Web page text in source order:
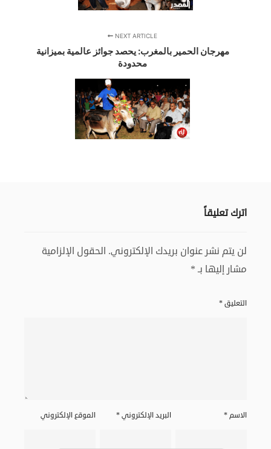
NEXT ARTICLE
مهرجان الحمير بالمغرب: يحصد جوائز عالمية بميزانية
محدودة
اترك تعليقاً
لن يتم نشر عنوان بريدك الإلكتروني. الحقول الإلزامية
مشار إليها بـ*
التعليق*
الاسم* البريد الإلكتروني* الموقع الإلكتروني